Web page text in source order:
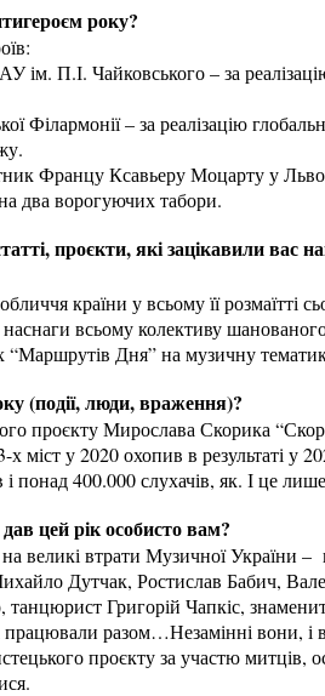
року?
П.І. Чайковського – за реалізацію
– за реалізацію
Францу Ксавьеру Моцарту у
два ворогуючих табори.
проєкти, які зацікавили вас
країни у всьому її розмаїтті
наснаги всьому колективу
“Маршрутів Дня” на музичну
(події, люди, враження)?
проєкту Мирослава Скорика
міст у 2020 охопив в результаті у
і понад 400.000 слухачів, як. І це
цей рік особисто вам?
великі втрати Музичної України
Дутчак, Ростислав Бабич,
танцюрист Григорій Чапкіс,
разом…Незамінні вони, і
проєкту за участю